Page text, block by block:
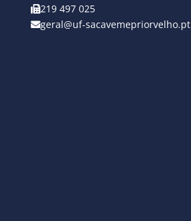
219 497 025
geral@uf-sacavemepriorvelho.pt